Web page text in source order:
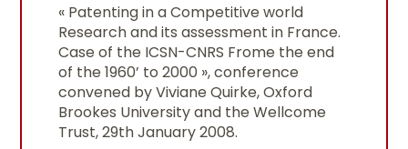
« Patenting in a Competitive world
Research and its assessment in France.
Case of the ICSN-CNRS Frome the end
of the 1960’ to 2000 », conference
convened by Viviane Quirke, Oxford
Brookes University and the Wellcome
Trust, 29th January 2008.